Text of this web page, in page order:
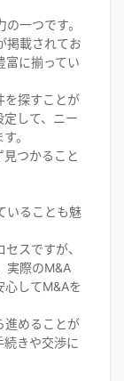
一つです。
掲載されてお
富に揃ってい
を探すことが
して、ニー
。
つかること
いることも魅
スですが、
実際のM&A
してM&Aを
進めることが
続きや交渉に